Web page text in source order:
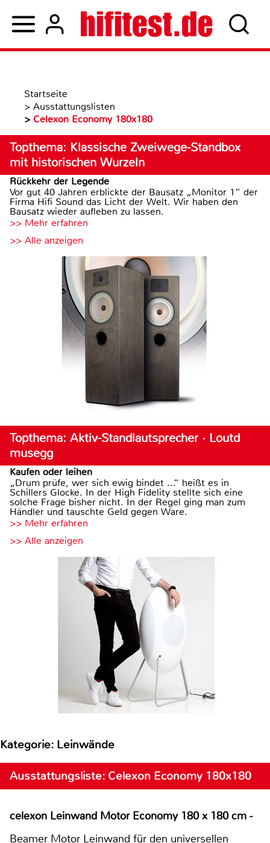
Startseite
> Ausstattungslisten
> Celexon Economy 180x180
Topthema: Klassische Zweiwege-Standbox
mit historischen Wurzeln
Rückkehr der Legende
Vor gut 40 Jahren erblickte der Bausatz „Monitor 1“ der
Firma Hifi Sound das Licht der Welt. Wir haben den
Bausatz wieder aufleben zu lassen.
>> Mehr erfahren
>> Alle anzeigen
Topthema: Aktiv-Standlautsprecher · Loutd
musegg
Kaufen oder leihen
„Drum prüfe, wer sich ewig bindet ...“ heißt es in
Schillers Glocke. In der High Fidelity stellte sich eine
solche Frage bisher nicht. In der Regel ging man zum
Händler und tauschte Geld gegen Ware.
>> Mehr erfahren
>> Alle anzeigen
Kategorie: Leinwände
Ausstattungsliste: Celexon Economy 180x180
celexon Leinwand Motor Economy 180 x 180 cm -
Beamer Motor Leinwand für den universellen